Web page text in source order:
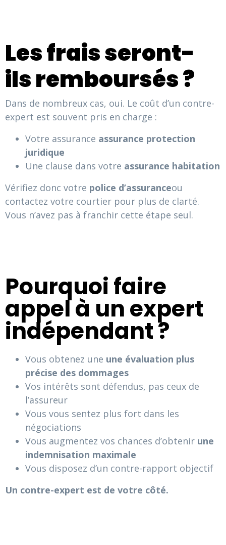
Les frais seront-
ils remboursés ?
Dans de nombreux cas, oui. Le coût d’un contre-
expert est souvent pris en charge :
Votre assurance assurance protection
juridique
Une clause dans votre assurance habitation
Vérifiez donc votre police d’assuranceou
contactez votre courtier pour plus de clarté.
Vous n’avez pas à franchir cette étape seul.
Pourquoi faire
appel à un expert
indépendant ?
Vous obtenez une une évaluation plus
précise des dommages
Vos intérêts sont défendus, pas ceux de
l’assureur
Vous vous sentez plus fort dans les
négociations
Vous augmentez vos chances d’obtenir une
indemnisation maximale
Vous disposez d’un contre-rapport objectif
Un contre-expert est de votre côté.